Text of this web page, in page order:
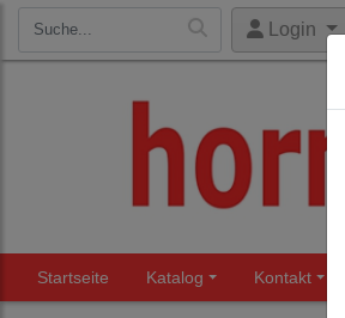
Login
Startseite Katalog Kontakt